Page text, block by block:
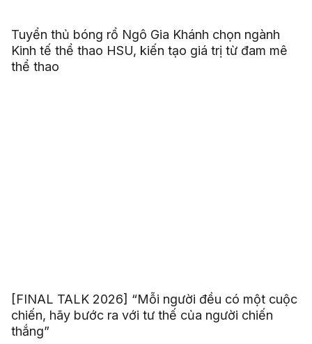
Tuyển thủ bóng rổ Ngô Gia Khánh chọn ngành
Kinh tế thể thao HSU, kiến tạo giá trị từ đam mê
thể thao
[FINAL TALK 2026] “Mỗi người đều có một cuộc
chiến, hãy bước ra với tư thế của người chiến
thắng”